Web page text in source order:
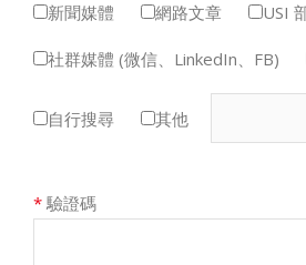
新聞媒體
網路文章 USI
社群媒體 (微信、LinkedIn、FB)
自行搜尋 其他
* 驗證碼